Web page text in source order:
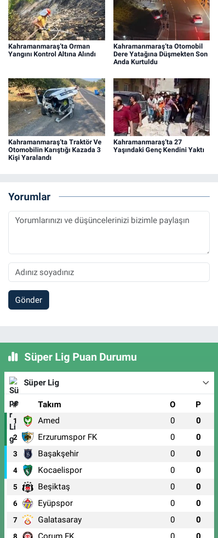
Kahramanmaraş’ta Orman
Yangını Kontrol Altına Alındı
Kahramanmaraş’ta Otomobil
Dere Yatağına Düşmekten Son
Anda Kurtuldu
Kahramanmaraş’ta Traktör Ve
Otomobilin Karıştığı Kazada 3
Kişi Yaralandı
Kahramanmaraş’ta 27
Yaşındaki Genç Kendini Yaktı
Yorumlar
Gönder
Süper Lig Puan Durumu
Süper Lig
# Takım O P
1 Amed 0 0
2 Erzurumspor FK 0 0
3 Başakşehir 0 0
4 Kocaelispor 0 0
5 Beşiktaş 0 0
6 Eyüpspor 0 0
7 Galatasaray 0 0
Çorum FK 0 0